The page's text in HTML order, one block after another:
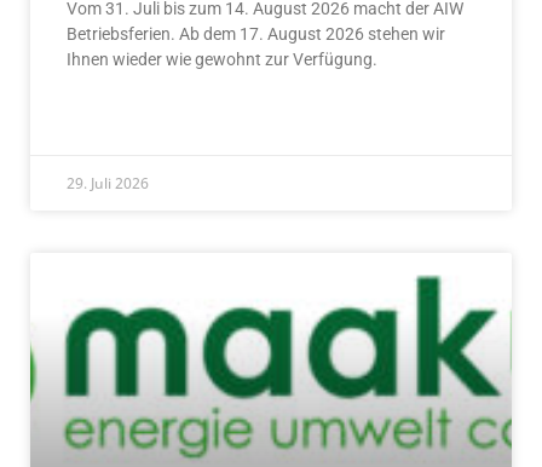
Vom 31. Juli bis zum 14. August 2026 macht der AIW
Betriebsferien. Ab dem 17. August 2026 stehen wir
Ihnen wieder wie gewohnt zur Verfügung.
29. Juli 2026